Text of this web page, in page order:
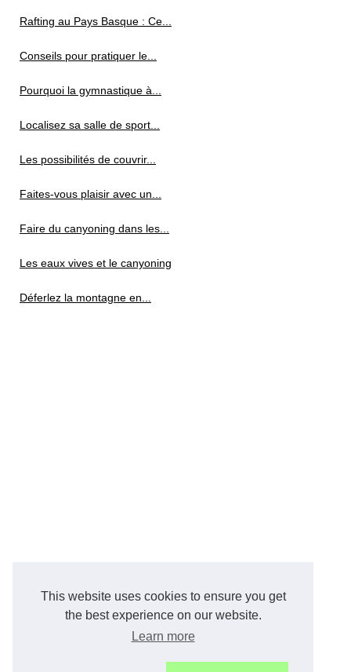
This website uses cookies to ensure you get
the best experience on our website.
Learn more
Rafting au Pays Basque : Ce...
Conseils pour pratiquer le...
Pourquoi la gymnastique à...
Localisez sa salle de sport...
Les possibilités de couvrir...
Faites-vous plaisir avec un...
Faire du canyoning dans les...
Les eaux vives et le canyoning
Déferlez la montagne en...